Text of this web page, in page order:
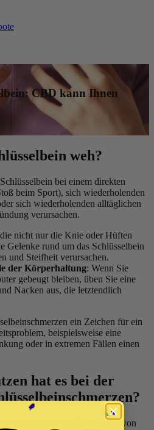
CBD kann Ihnen
weh?
bei einem direkten
beim Sport), sich wiederholenden
sich wiederholenden alltäglichen
verursachen.
nicht nur die Knie oder Hüften
Gelenke rund um das Schlüsselbein
und Steifheit verursachen.
der Körperhaltung: Wenn Sie
gebeugt bleiben, üben Sie eine
Nacken aus, die letztendlich
ein Zeichen für ein
beispielsweise eine
oder in extremen Fällen einen
hat es bei der
psychotroper Bestandteil von